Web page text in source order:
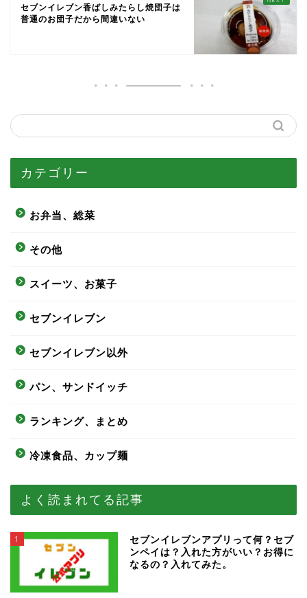
セブンイレブン香ばしみたらし焼団子は
普通のお団子だから間違いない
カテゴリー
お弁当、総菜
その他
スイーツ、お菓子
セブンイレブン
セブンイレブン以外
パン、サンドイッチ
ランキング、まとめ
冷凍食品、カップ麺
よく読まれてる記事
1
セブンイレブンアプリって何？セブ
ンペイは？入れた方がいい？お得に
なるの？入れてみた。